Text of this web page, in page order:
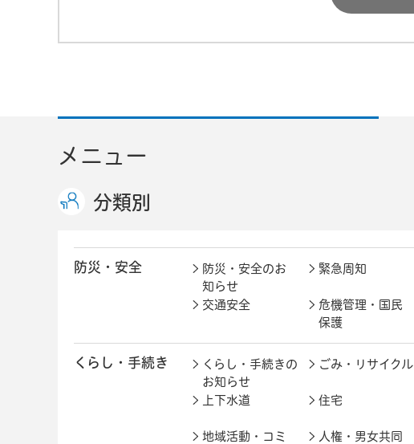
メニュー
分類別
防災・安全
防災・安全のお
知らせ
緊急周知
交通安全
危機管理・国民
保護
くらし・手続き
くらし・手続きの
お知らせ
ごみ・リサイクル
上下水道 住宅
地域活動・コミ
人権・男女共同